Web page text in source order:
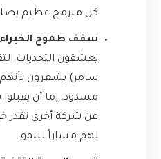
كل مبرمج عظيم
سقف طموح
يعشقون التحديات
سامر) يشعرون
مسدود. إما أن يقبلوا
عن شركة أخرى تقدر
لهم مساراً للنمو.